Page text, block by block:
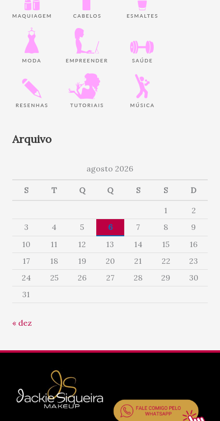
Arquivo
agosto 2026
S T Q Q S S D
1
2
3
4 5 6 7 8
9
10
11 12 13 14 15
16
17
18 19 20 21 22
23
24
25 26 27 28 29
30
31
« dez